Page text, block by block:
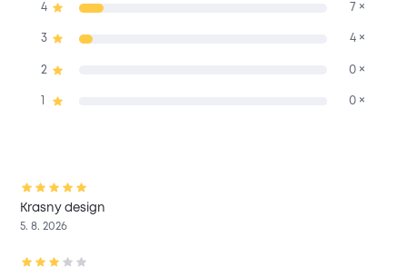
4 7 ×
3 4 ×
2 0 ×
0 ×
Krasny design
5. 8. 2026